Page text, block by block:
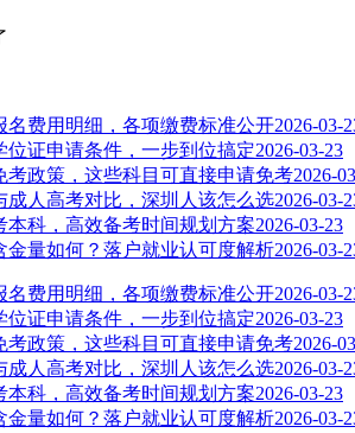
名费用明细，各项缴费标准公开2026-03-
位证申请条件，一步到位搞定2026-03-23
考政策，这些科目可直接申请免考2026-
成人高考对比，深圳人该怎么选2026-03-
本科，高效备考时间规划方案2026-03-23
金量如何？落户就业认可度解析2026-03-
名费用明细，各项缴费标准公开2026-03-
位证申请条件，一步到位搞定2026-03-23
考政策，这些科目可直接申请免考2026-
成人高考对比，深圳人该怎么选2026-03-
本科，高效备考时间规划方案2026-03-23
金量如何？落户就业认可度解析2026-03-